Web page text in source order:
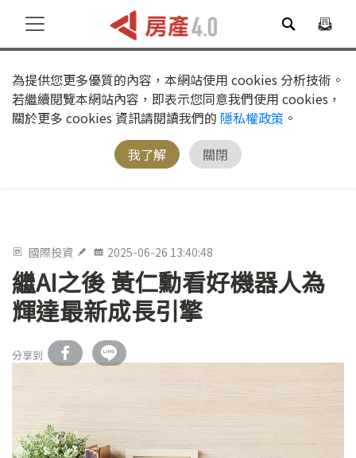
為提供您更多優質的內容，本網站使用 cookies 分析技術。
若繼續閱覽本網站內容，即表示您同意我們使用 cookies，
關於更多 cookies 資訊請閱讀我們的 隱私權政策 。
我了解
關閉
國際投資 2025-06-26 13:40:48
繼AI之後 黃仁勳看好機器人為
輝達最新成長引擎
分享到